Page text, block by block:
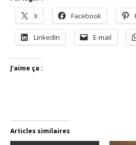
X Facebook
LinkedIn E-mail
J’aime ça :
Articles similaires